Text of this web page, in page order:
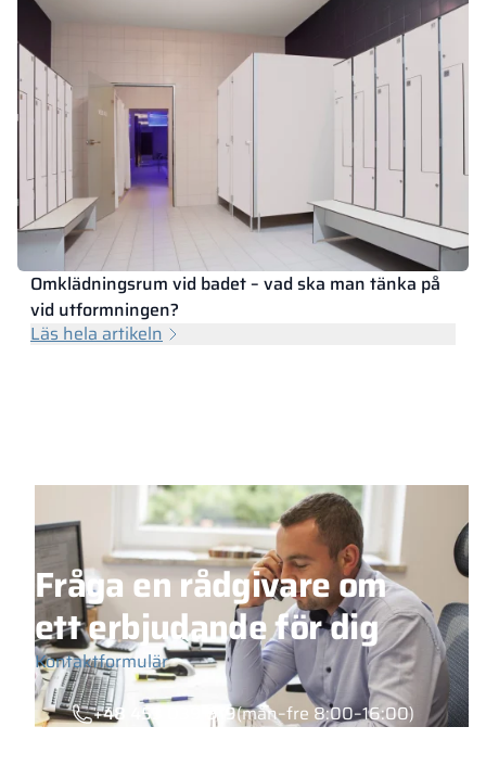
Omklädningsrum vid badet – vad ska man tänka på
vid utformningen?
Läs hela artikeln
Fråga en rådgivare om
ett erbjudande för dig
Kontaktformulär
+48 453 039 919(mån–fre 8:00–16:00)